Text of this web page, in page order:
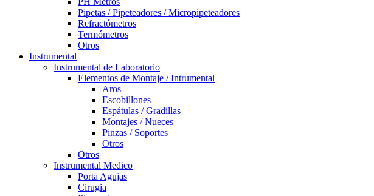
Pipetas / Pipeteadores / Micropipeteadores
Refractómetros
Termómetros
Otros
Instrumental
Instrumental de Laboratorio
Elementos de Montaje / Intrumental
Aros
Escobillones
Espátulas / Gradillas
Montajes / Nueces
Pinzas / Soportes
Otros
Otros
Instrumental Medico
Porta Agujas
Cirugia